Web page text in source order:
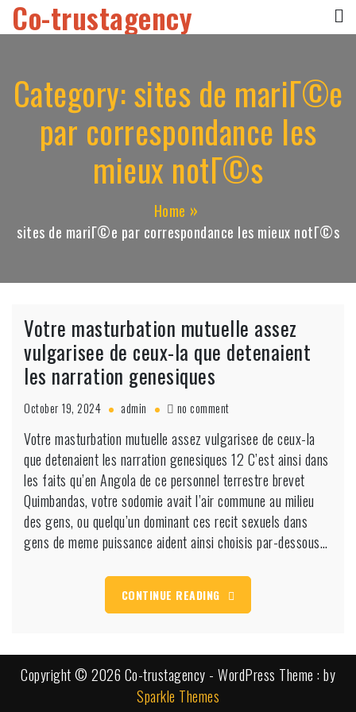
Skip
toCo-trustagency
Category:sites de mariГ©e
par correspondance les
mieux notГ©s
Home
sites de mariГ©e par correspondance les mieux notГ©s
Votre masturbation mutuelle assez
vulgarisee de ceux-la que detenaient
les narration genesiques
October 19, 2024 admin no commenton
masturbation
mutuelle
assez
vulgarisee
de
ceux-
la
detenaient
les
narration
Votre masturbation mutuelle assez vulgarisee de ceux-la
que detenaient les narration genesiques 12 C’est ainsi dans
les faits qu’en Angola de ce personnel terrestre brevet
Quimbandas, votre sodomie avait l’air commune au milieu
des gens, ou quelqu’un dominant ces recit sexuels dans
gens de meme puissance aident ainsi choisis par-dessous…
CONTINUE READING
Copyright © 2026 Co-trustagency - WordPress Theme : by
Sparkle Themes